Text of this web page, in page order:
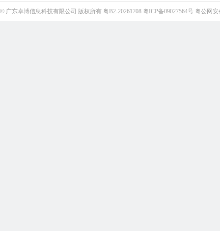
© 广东卓博信息科技有限公司 版权所有 粤B2-20261708 粤ICP备09027564号 粤公网安